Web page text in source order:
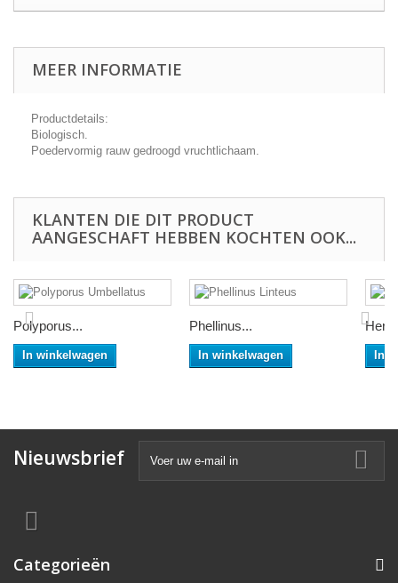
MEER INFORMATIE
Productdetails:
Biologisch.
Poedervormig rauw gedroogd vruchtlichaam.
KLANTEN DIE DIT PRODUCT
AANGESCHAFT HEBBEN KOCHTEN OOK...
Polyporus...
In winkelwagen
Phellinus...
In winkelwagen In
Nieuwsbrief
Categorieën